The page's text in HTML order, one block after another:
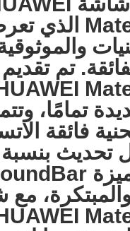
الذي
تم
تمامًا،
فائقة
SoundBar
والمبتكرة،